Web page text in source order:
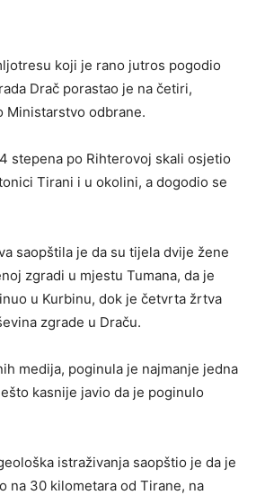
koji je rano jutros pogodio
Drač porastao je na četiri,
Ministarstvo odbrane.
stepena po Rihterovoj skali osjetio
Tirani i u okolini, a dogodio se
saopštila je da su tijela dvije žene
zgradi u mjestu Tumana, da je
u Kurbinu, dok je četvrta žrtva
zgrade u Draču.
medija, poginula je najmanje jedna
kasnije javio da je poginulo
istraživanja saopštio je da je
na 30 kilometara od Tirane, na